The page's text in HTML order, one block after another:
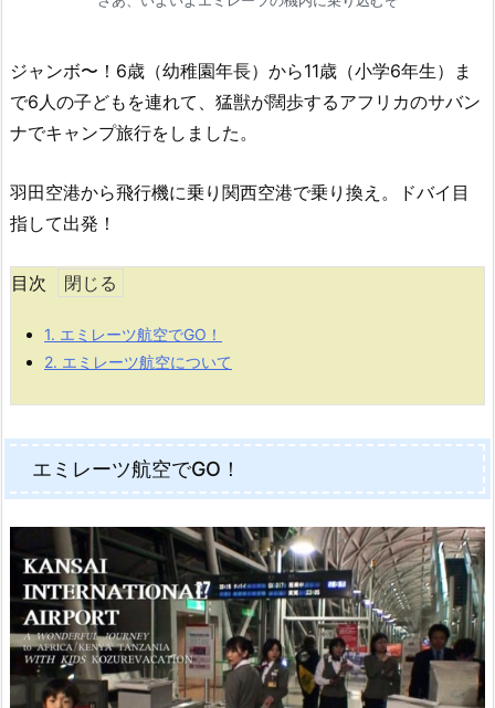
ジャンボ〜！6歳（幼稚園年長）から11歳（小学6年生）ま
で6人の子どもを連れて、猛獣が闊歩するアフリカのサバン
ナでキャンプ旅行をしました。
羽田空港から飛行機に乗り関西空港で乗り換え。ドバイ目
指して出発！
目次
1. エミレーツ航空でGO！
2. エミレーツ航空について
エミレーツ航空でGO！